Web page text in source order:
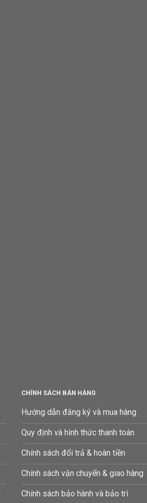
CHÍNH SÁCH BÁN HÀNG
Hướng dẫn đăng ký và mua hàng
Quy định và hình thức thanh toán
Chính sách đổi trả & hoàn tiền
Chính sách vận chuyển & giao hàng
Chính sách bảo hành và bảo trì